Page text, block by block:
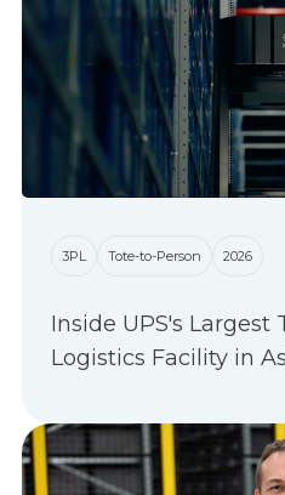
3PL Tote-to-Person 2026
Inside UPS's Largest
Logistics Facility in